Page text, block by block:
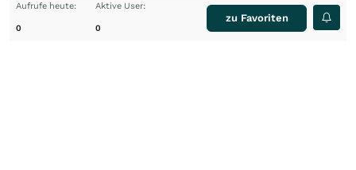
Aufrufe heute:
0
Aktive User:
0
zu Favoriten